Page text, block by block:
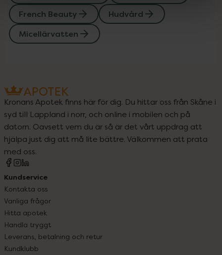
French Beauty
Hudvård
Micellärvatten
Kronans Apotek finns här för dig. Du hittar oss från Skåne i
syd till Lappland i norr, och online i mobilen och på
datorn. Oavsett vem du är så är det vårt uppdrag att
hjälpa just dig att må lite bättre. Välkommen att prata
med oss.
Kundservice
Kontakta oss
Vanliga frågor
Hitta apotek
Handla tryggt
Leverans, betalning och retur
Kundklubb